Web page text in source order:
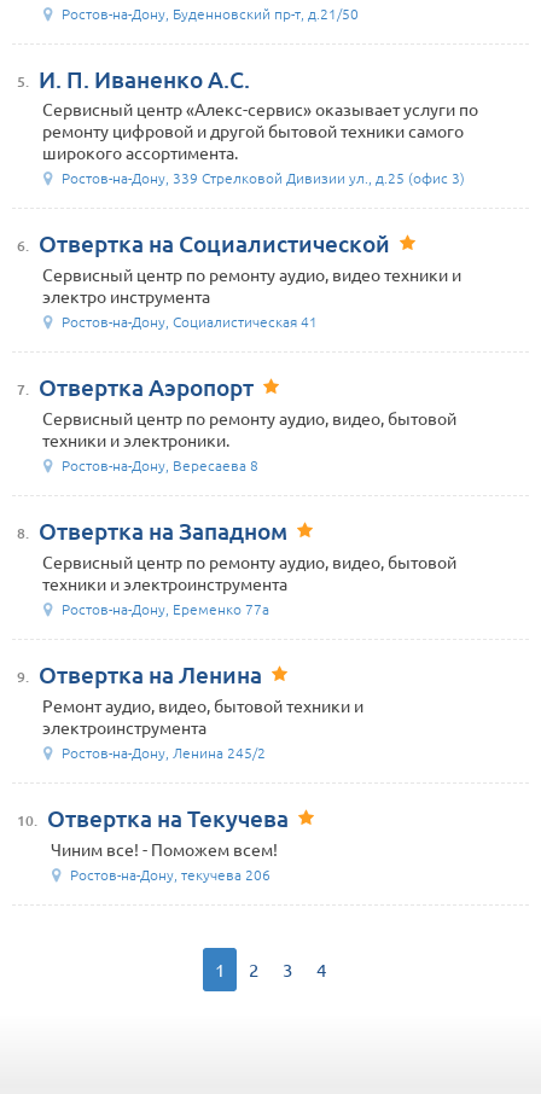
Ростов-на-Дону, Буденновский пр-т, д.21/50
5. И. П. Иваненко А.С.
Сервисный центр «Алекс-сервис» оказывает услуги по
ремонту цифровой и другой бытовой техники самого
широкого ассортимента.
Ростов-на-Дону, 339 Стрелковой Дивизии ул., д.25 (офис 3)
6. Отвертка на Социалистической
Сервисный центр по ремонту аудио, видео техники и
электро инструмента
Ростов-на-Дону, Социалистическая 41
7. Отвертка Аэропорт
Сервисный центр по ремонту аудио, видео, бытовой
техники и электроники.
Ростов-на-Дону, Вересаева 8
8. Отвертка на Западном
Сервисный центр по ремонту аудио, видео, бытовой
техники и электроинструмента
Ростов-на-Дону, Еременко 77а
9. Отвертка на Ленина
Ремонт аудио, видео, бытовой техники и
электроинструмента
Ростов-на-Дону, Ленина 245/2
10. Отвертка на Текучева
Чиним все! - Поможем всем!
Ростов-на-Дону, текучева 206
1 2 3 4